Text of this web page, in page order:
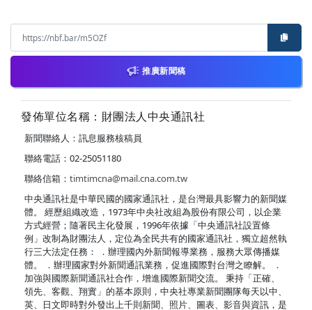
推廣新聞稿
發佈單位名稱：財團法人中央通訊社
新聞聯絡人：訊息服務核稿員
聯絡電話：02-25051180
聯絡信箱： timtimcna@mail.cna.com.tw
中央通訊社是中華民國的國家通訊社，是台灣最具影響力的新聞媒
體。 經歷組織改造，1973年中央社改組為股份有限公司，以企業
方式經營；隨著民主化發展，1996年依據「中央通訊社設置條
例」改制為財團法人，定位為全民共有的國家通訊社，獨立超然執
行三大法定任務： ．辦理國內外新聞報導業務，服務大眾傳播媒
體。 ．辦理國家對外新聞通訊業務，促進國際對台灣之瞭解。 ．
加強與國際新聞通訊社合作，增進國際新聞交流。 秉持「正確、
領先、客觀、翔實」的基本原則，中央社專業新聞團隊每天以中、
英、日文即時對外發出上千則新聞、照片、圖表、影音與資訊，是